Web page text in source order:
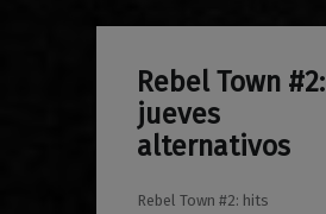
Rebel Town #2:
jueves
alternativos
Rebel Town #2: hits
12/04/2016
0
Maravillas